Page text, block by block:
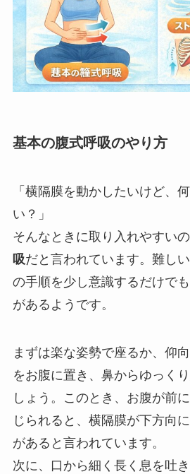
基本の腹式呼吸のやり方
「横隔膜を動かしたいけど、
い？」
そんなときに取り入れやすいの
吸だと言われています。難し
の手順を少し意識するだけで
があるようです。
まずは楽な姿勢で座るか、仰
をお腹に置き、鼻からゆっく
しょう。このとき、お腹が前
じられると、横隔膜が下方向
があると言われています。
次に、口から細く長く息を吐